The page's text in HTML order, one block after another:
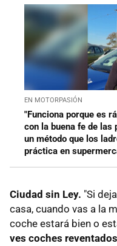
EN MOTORPASIÓN
"Funciona porque es
con la buena fe de las
un método que los
práctica en
Ciudad sin Ley. "Si
casa, cuando vas a la
coche estará bien o
ves coches